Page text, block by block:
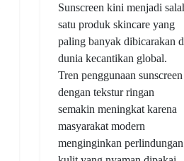
Sunscreen kini menjadi
satu produk skincare yang
paling banyak dibicarakan
dunia kecantikan global.
Tren penggunaan sunscreen
dengan tekstur ringan
semakin meningkat karena
masyarakat modern
menginginkan perlindungan